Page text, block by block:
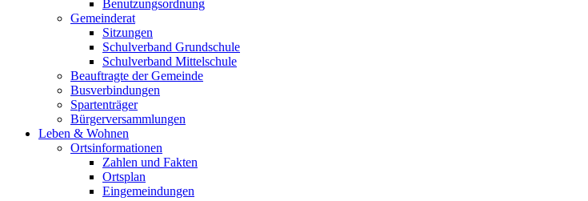
Benutzungsordnung
Gemeinderat
Sitzungen
Schulverband Grundschule
Schulverband Mittelschule
Beauftragte der Gemeinde
Busverbindungen
Spartenträger
Bürgerversammlungen
Leben & Wohnen
Ortsinformationen
Zahlen und Fakten
Ortsplan
Eingemeindungen